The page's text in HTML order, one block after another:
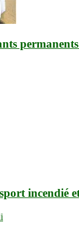
incendié